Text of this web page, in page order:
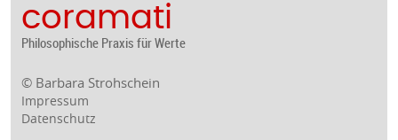
coramati
Philosophische Praxis für Werte
© Barbara Strohschein
Impressum
Datenschutz